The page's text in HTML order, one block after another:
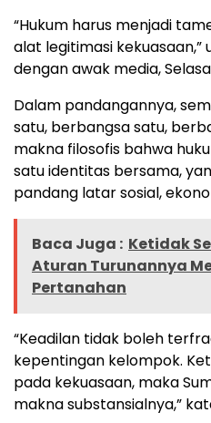
“Hukum harus menjadi
alat legitimasi
dengan awak media,
Dalam pandangannya,
satu, berbangsa satu,
makna filosofis bahwa
satu identitas bersama,
pandang latar sosial,
Baca Juga : Ketidak
Aturan Turunannya
Pertanahan
“Keadilan tidak boleh
kepentingan kelompok.
pada kekuasaan, maka
makna substansialnya,”